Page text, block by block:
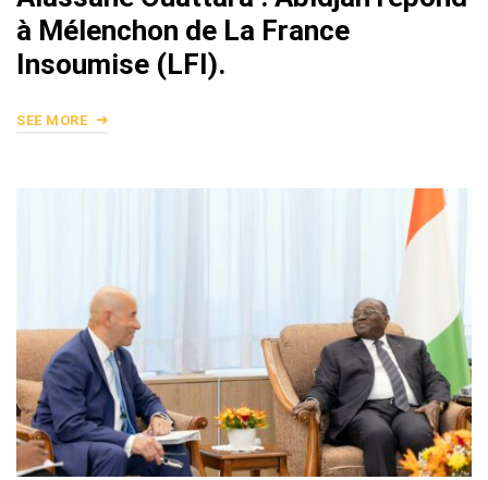
à Mélenchon de La France
Insoumise (LFI).
SEE MORE